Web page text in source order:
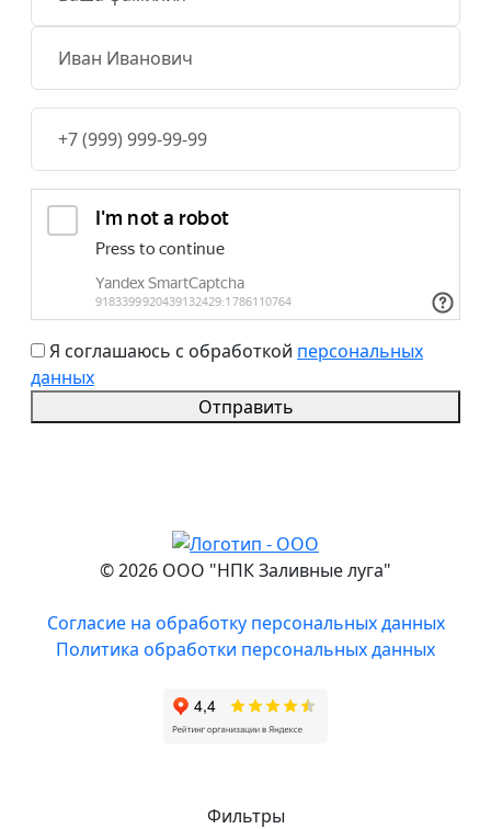
Я соглашаюсь с обработкой персональных
данных
Отправить
© 2026 ООО "НПК Заливные луга"
Согласие на обработку персональных данных
Политика обработки персональных данных
Фильтры